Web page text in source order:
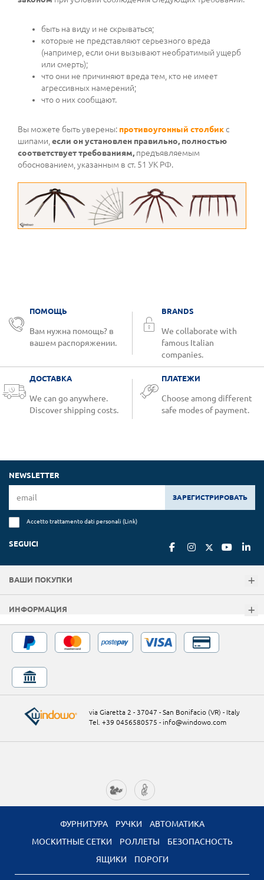
быть на виду и не скрываться;
которые не представляют серьезного вреда
(например, если они вызывают необратимый ущерб
или смерть);
что они не причиняют вреда тем, кто не имеет
агрессивных намерений;
что о них сообщают.
Вы можете быть уверены: противоугонный столбикс
шипами,если он установлен правильно, полностью
соответствует требованиям, предъявляемым
обоснованием, указанным в ст. 51 УК РФ.
ПОМОЩЬ
Вам нужна помощь? в
вашем распоряжении.
BRANDS
We collaborate with
famous Italian
companies.
ДОСТАВКА
We can go anywhere.
Discover shipping costs.
ПЛАТЕЖИ
Choose among different
safe modes of payment.
NEWSLETTER
ЗАРЕГИСТРИРОВАТЬ
Accetto trattamento dati personali (Link)
SEGUICI
ВАШИ ПОКУПКИ
ИНФОРМАЦИЯ
via Giaretta 2 - 37047 - San Bonifacio (VR) - Italy
Tel. +39 0456580575 - info@windowo.com
ФУРНИТУРА РУЧКИ
АВТОМАТИКА
МОСКИТНЫЕ СЕТКИ
РОЛЛЕТЫ
БЕЗОПАСНОСТЬ
ЯЩИКИ
ПОРОГИ